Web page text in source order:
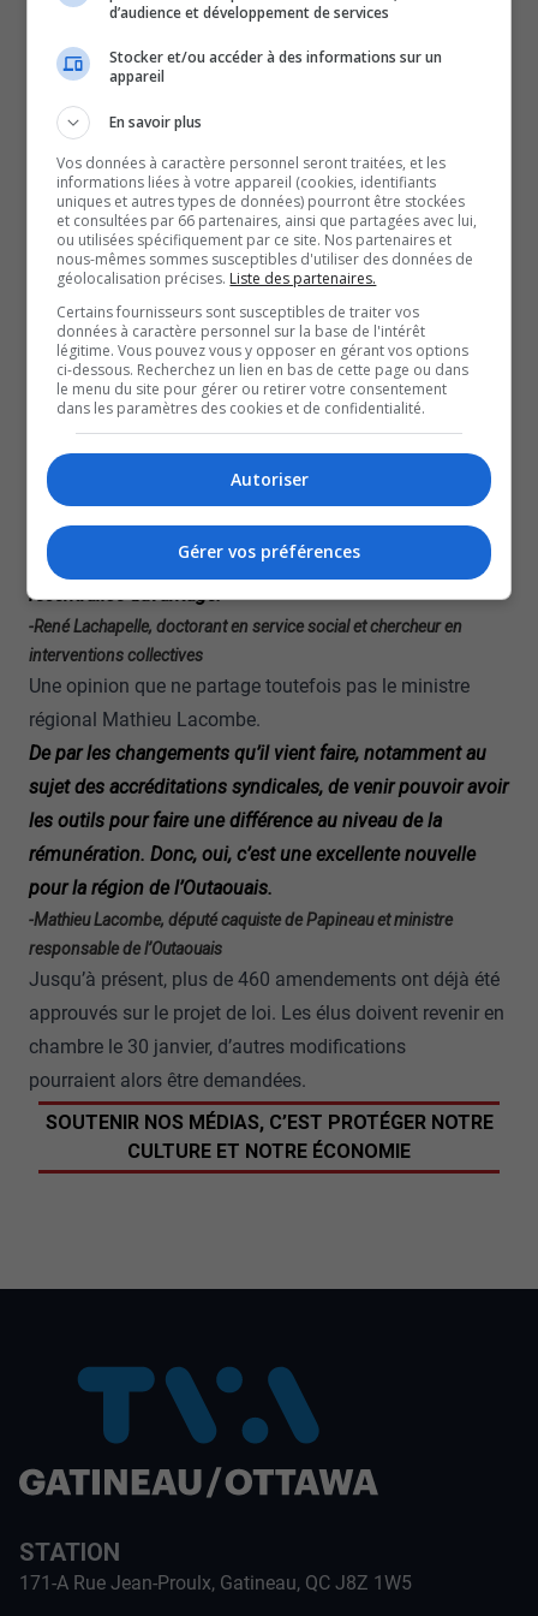
avec les syndicats en vu de signer une nouvelle
convention collective. Une négociation qui s’inscrit dans
un climat déjà tendu entre Québec et le secteur public,
alors que de nombreuses grèves font rage partout dans
la province.
La goutte de trop pour plusieurs dans cette loi réside
dans la volonté du gouvernement de centraliser
davantage le réseau. Pour certains, c’est une continuité
de la réforme Barrette, qui avait aussi été adoptée sous
bâillon en 2015. Les CISSS et les CIUSS seront
remplacés par un seul organisme, Québec Santé,
qui sera constitué d’un conseil d’administration et
La réforme Barette a déjà commencé à montrer ses
limites. […] Je pense qu’il y a une petite erreur de
diagnostic. S’il avait compris que ce qui marche pas avec
la réforme Barrette c’est d’avoir trop centralisé, là il
recentralise davantage.
-René Lachapelle, doctorant en service social et chercheur en
interventions collectives
Une opinion que ne partage toutefois pas le ministre
régional Mathieu Lacombe.
De par les changements qu’il vient faire, notamment au
sujet des accréditations syndicales, de venir pouvoir avoir
les outils pour faire une différence au niveau de la
rémunération. Donc, oui, c’est une excellente nouvelle
pour la région de l’Outaouais.
-Mathieu Lacombe, député caquiste de Papineau et ministre
responsable de l’Outaouais
Jusqu’à présent, plus de 460 amendements ont déjà été
approuvés sur le projet de loi. Les élus doivent revenir en
chambre le 30 janvier, d’autres modifications
pourraient alors être demandées.
SOUTENIR NOS MÉDIAS, C’EST PROTÉGER NOTRE
CULTURE ET NOTRE ÉCONOMIE
STATION
171-A Rue Jean-Proulx, Gatineau, QC J8Z 1W5
d’audience et développement de services
Stocker et/ou accéder à des informations sur un
appareil
En savoir plus
Vos données à caractère personnel seront traitées, et les
informations liées à votre appareil (cookies, identifiants
uniques et autres types de données) pourront être stockées
et consultées par 66 partenaires, ainsi que partagées avec lui,
ou utilisées spécifiquement par ce site. Nos partenaires et
nous-mêmes sommes susceptibles d'utiliser des données de
géolocalisation précises. Liste des partenaires.
Certains fournisseurs sont susceptibles de traiter vos
données à caractère personnel sur la base de l'intérêt
légitime. Vous pouvez vous y opposer en gérant vos options
ci-dessous. Recherchez un lien en bas de cette page ou dans
le menu du site pour gérer ou retirer votre consentement
dans les paramètres des cookies et de confidentialité.
Autoriser
Gérer vos préférences